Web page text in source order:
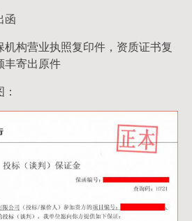
函
构营业执照复印件，资质证书复
丰寄出原件